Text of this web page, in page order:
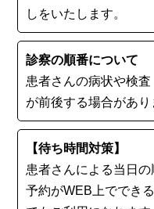
しをいたします。
診察の順番について
患者さんの病状や検
が前後する場合があり
【待ち時間対策】
患者さんによる当日
予約がWEB上ででき